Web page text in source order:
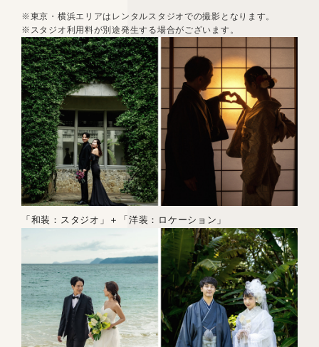
※東京・横浜エリアはレンタルスタジオでの撮影となります。
※スタジオ利用料が別途発生する場合がございます。
「和装：スタジオ」＋「洋装：ロケーション」